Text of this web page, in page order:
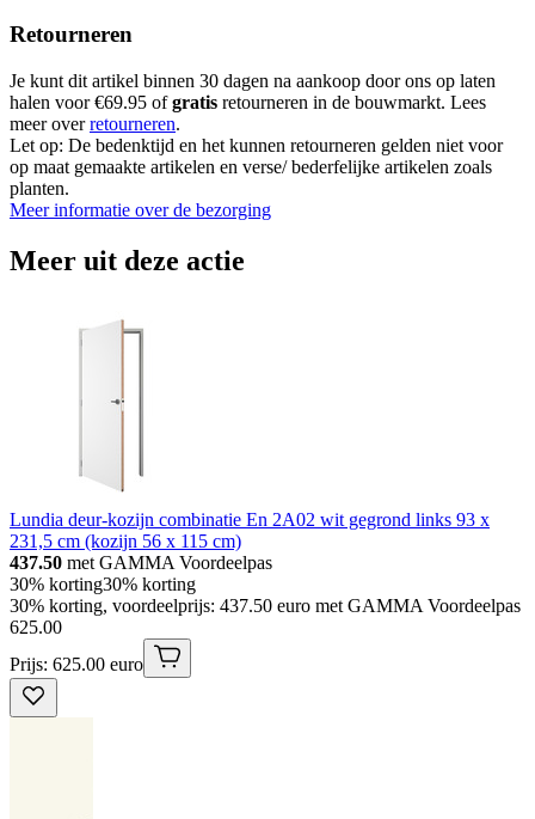
Retourneren
Je kunt dit artikel binnen 30 dagen na aankoop door ons op laten
halen voor €69.95 ofgratis retourneren in de bouwmarkt. Lees
meer overretourneren.
Let op: De bedenktijd en het kunnen retourneren gelden niet voor
op maat gemaakte artikelen en verse/ bederfelijke artikelen zoals
planten.
Meer informatie over de bezorging
Meer uit deze actie
Lundia deur-kozijn combinatie En 2A02 wit gegrond links 93 x
231,5 cm (kozijn 56 x 115 cm)
437.50 met GAMMA Voordeelpas
30% korting30% korting
30% korting, voordeelprijs: 437.50 euro met GAMMA Voordeelpas
625.00
Prijs: 625.00 euro